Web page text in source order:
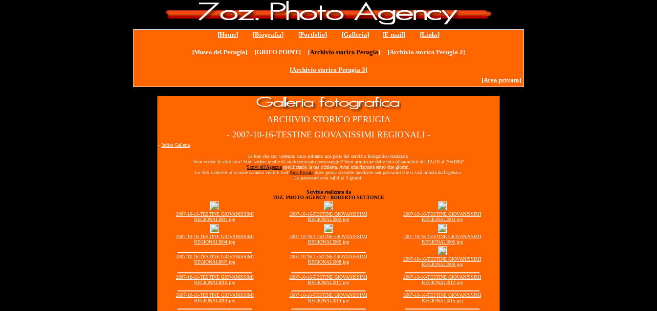
[Home] [Biografia] [Portfolio] [Galleria] [E-mail] [Links]
[Museo del Perugia] [GRIFO POINT] [Archivio storico Perugia] [Archivio storico Perugia 2]
[Archivio storico Perugia 3]
[Area privata]
ARCHIVIO STORICO PERUGIA
- 2007-10-16-TESTINE GIOVANISSIMI REGIONALI -
« Indice Galleria
Le foto che stai vedendo sono soltanto una parte del servizio fotografico realizzato.
Vuoi vedere le altre foto? Vuoi vedere quelle di un determinato personaggio? Vuoi acquistare delle foto (disponibili dal 12x18 al 70x100)?
Scrivi all'Agenzia specificando la tua richiesta. Avrai una risposta entro due giorrni.
Le foto richieste in visione saranno visibili nell'Area Privata dove potrai accedere mediante uan password che ti sarà inviata dall'agenzia.
La password avrà validità 3 giorni.
Servizio realizzato da
7OZ. PHOTO AGENCY - ROBERTO SETTONCE
2007-10-16-TESTINE GIOVANISSIMI
REGIONALI001.jpg
2007-10-16-TESTINE GIOVANISSIMI
REGIONALI002.jpg
2007-10-16-TESTINE GIOVANISSIMI
REGIONALI003.jpg
2007-10-16-TESTINE GIOVANISSIMI
REGIONALI004.jpg
2007-10-16-TESTINE GIOVANISSIMI
REGIONALI005.jpg
2007-10-16-TESTINE GIOVANISSIMI
REGIONALI006.jpg
2007-10-16-TESTINE GIOVANISSIMI
REGIONALI007.jpg
2007-10-16-TESTINE GIOVANISSIMI
REGIONALI008.jpg
2007-10-16-TESTINE GIOVANISSIMI
REGIONALI009.jpg
2007-10-16-TESTINE GIOVANISSIMI
REGIONALI010.jpg
2007-10-16-TESTINE GIOVANISSIMI
REGIONALI011.jpg
2007-10-16-TESTINE GIOVANISSIMI
REGIONALI012.jpg
2007-10-16-TESTINE GIOVANISSIMI
REGIONALI013.jpg
2007-10-16-TESTINE GIOVANISSIMI
REGIONALI014.jpg
2007-10-16-TESTINE GIOVANISSIMI
REGIONALI015.jpg